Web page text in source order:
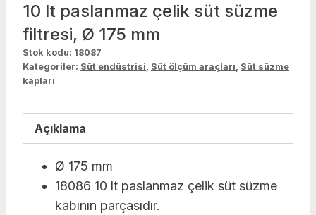
10 lt paslanmaz çelik süt süzme
filtresi, Ø 175 mm
Stok kodu: 18087
Kategoriler: Süt endüstrisi, Süt ölçüm araçları, Süt süzme
kapları
Açıklama
Ø 175 mm
18086 10 lt paslanmaz çelik süt süzme
kabının parçasıdır.